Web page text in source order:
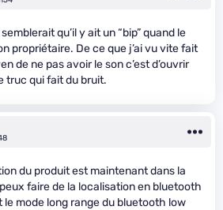
qu’il y ait un “bip” quand le
propriétaire. De ce que j’ai vu vite fait
de ne pas avoir le son c’est d’ouvrir
truc qui fait du bruit.
du produit est maintenant dans la
faire de la localisation en bluetooth
le mode long range du bluetooth low